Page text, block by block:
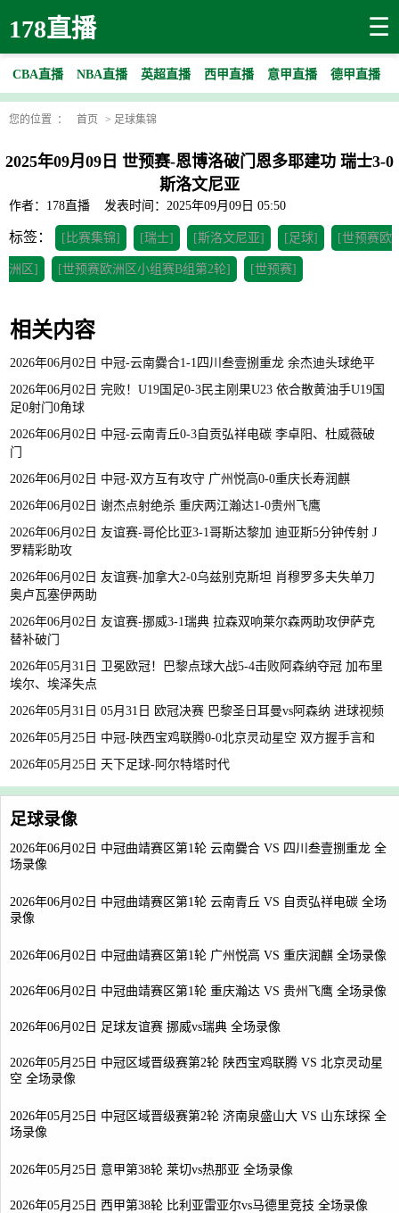
178直播 ☰
CBA直播 NBA直播 英超直播 西甲直播 意甲直播 德甲直播
您的位置 ： 首页 > 足球集锦
2025年09月09日 世预赛-恩博洛破门恩多耶建功 瑞士3-0
斯洛文尼亚
作者：178直播 发表时间：2025年09月09日 05:50
标签： [比赛集锦] [瑞士] [斯洛文尼亚] [足球] [世预赛欧
洲区] [世预赛欧洲区小组赛B组第2轮] [世预赛]
相关内容
2026年06月02日 中冠-云南爨合1-1四川叁壹捌重龙 余杰迪头球绝平
2026年06月02日 完败！U19国足0-3民主刚果U23 依合散黄油手U19国
足0射门0角球
2026年06月02日 中冠-云南青丘0-3自贡弘祥电碳 李卓阳、杜威薇破
门
2026年06月02日 中冠-双方互有攻守 广州悦高0-0重庆长寿润麒
2026年06月02日 谢杰点射绝杀 重庆两江瀚达1-0贵州飞鹰
2026年06月02日 友谊赛-哥伦比亚3-1哥斯达黎加 迪亚斯5分钟传射 J
罗精彩助攻
2026年06月02日 友谊赛-加拿大2-0乌兹别克斯坦 肖穆罗多夫失单刀
奥卢瓦塞伊两助
2026年06月02日 友谊赛-挪威3-1瑞典 拉森双响莱尔森两助攻伊萨克
替补破门
2026年05月31日 卫冕欧冠！巴黎点球大战5-4击败阿森纳夺冠 加布里
埃尔、埃泽失点
2026年05月31日 05月31日 欧冠决赛 巴黎圣日耳曼vs阿森纳 进球视频
2026年05月25日 中冠-陕西宝鸡联腾0-0北京灵动星空 双方握手言和
2026年05月25日 天下足球-阿尔特塔时代
足球录像
2026年06月02日 中冠曲靖赛区第1轮 云南爨合 VS 四川叁壹捌重龙 全
场录像
2026年06月02日 中冠曲靖赛区第1轮 云南青丘 VS 自贡弘祥电碳 全场
录像
2026年06月02日 中冠曲靖赛区第1轮 广州悦高 VS 重庆润麒 全场录像
2026年06月02日 中冠曲靖赛区第1轮 重庆瀚达 VS 贵州飞鹰 全场录像
2026年06月02日 足球友谊赛 挪威vs瑞典 全场录像
2026年05月25日 中冠区域晋级赛第2轮 陕西宝鸡联腾 VS 北京灵动星
空 全场录像
2026年05月25日 中冠区域晋级赛第2轮 济南泉盛山大 VS 山东球探 全
场录像
2026年05月25日 意甲第38轮 莱切vs热那亚 全场录像
2026年05月25日 西甲第38轮 比利亚雷亚尔vs马德里竞技 全场录像